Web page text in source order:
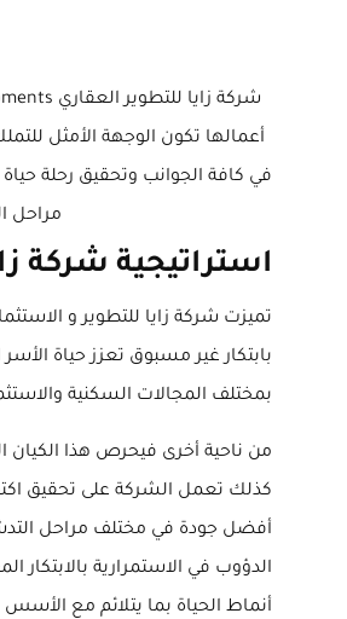
أعمالها تكون الوجهة الأمثل
في كافة الجوانب وتحقيق رحلة
مراحل
استراتيجية شركة
بابتكار غير مسبوق تعزز حياة
بمختلف المجالات السكنية
من ناحية أخرى فيحرص هذا الكيان
كذلك تعمل الشركة على تحقيق
أفضل جودة في مختلف مراحل
الدؤوب في الاستمرارية
أنماط الحياة بما يتلائم مع